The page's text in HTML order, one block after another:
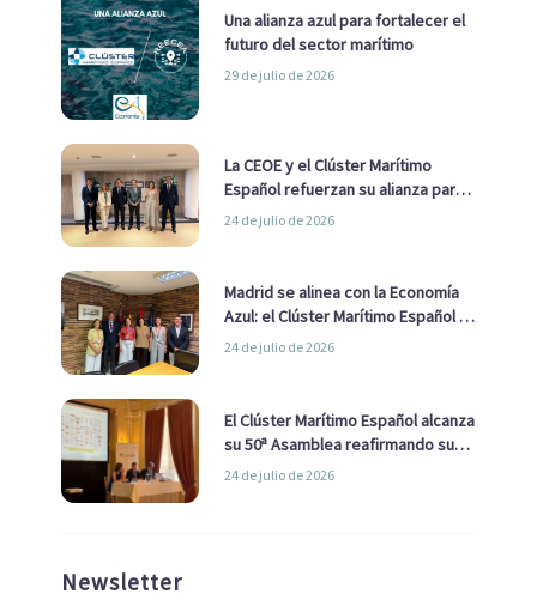
Una alianza azul para fortalecer el
futuro del sector marítimo
29 de julio de 2026
La CEOE y el Clúster Marítimo
Español refuerzan su alianza para
impulsar una estrategia Nacional
24 de julio de 2026
Madrid se alinea con la Economía
Azul: el Clúster Marítimo Español y
la Real Liga Naval avanzan alianzas
24 de julio de 2026
El Clúster Marítimo Español alcanza
su 50ª Asamblea reafirmando su
liderazgo en la Economía Azul
24 de julio de 2026
Newsletter